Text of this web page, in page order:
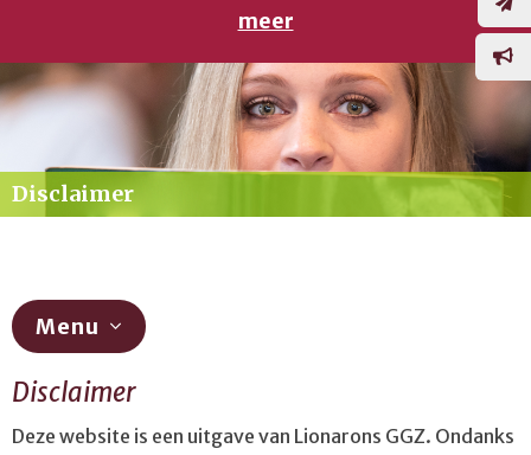
meer
Disclaimer
Menu
Sitemap
Algemene voorwaarden
Disclaimer
Deze website is een uitgave van Lionarons GGZ. Ondanks